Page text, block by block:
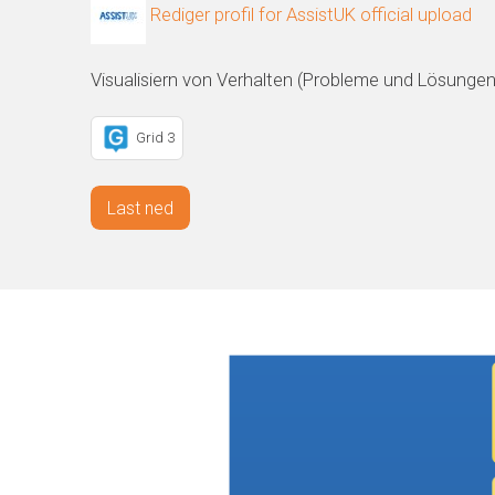
Rediger profil for AssistUK official upload
Visualisiern von Verhalten (Probleme und
Grid 3
Last ned